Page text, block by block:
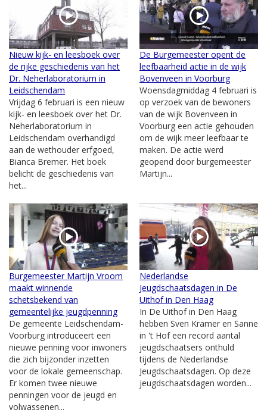
Nieuw kijk- en leesboek over
de rijke geschiedenis van het
Dr. Neherlaboratorium in
Leidschendam
Vrijdag 6 februari is een nieuw
kijk- en leesboek over het Dr.
Neherlaboratorium in
Leidschendam overhandigd
aan de wethouder erfgoed,
Bianca Bremer. Het boek
belicht de geschiedenis van
het...
De Burgemeester opent de
leefbaarheid actie in de wijk
Bovenveen in Voorburg
Woensdagmiddag 4 februari is
op verzoek van de bewoners
van de wijk Bovenveen in
Voorburg een actie gehouden
om de wijk meer leefbaar te
maken. De actie werd
geopend door burgemeester
Martijn...
Burgemeester Martijn Vroom
maakt winnende
schetsbekend van
gemeentelijke jeugdpenning
De gemeente Leidschendam-
Voorburg introduceert een
nieuwe penning voor inwoners
die zich bijzonder inzetten
voor de lokale gemeenschap.
Er komen twee nieuwe
penningen voor de jeugd en
volwassenen...
Nederlandse
Jeugdschaatsdagen in De
Uithof in Den Haag
In De Uithof in Den Haag
hebben Sven Kramer en Sanne
in 't Hof een record aantal
jeugdschaatsers onthuld
tijdens de Nederlandse
Jeugdschaatsdagen. Op deze
jeugdschaatsdagen worden...